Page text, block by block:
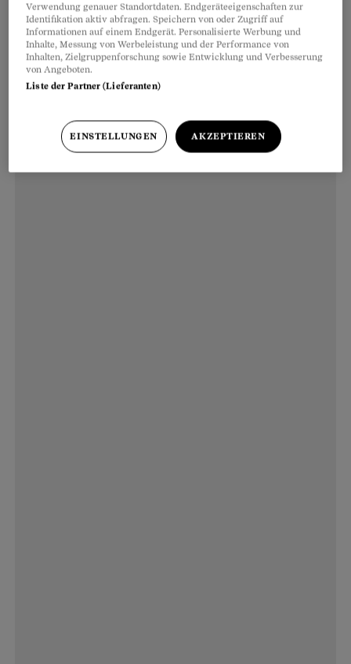
Verwendung genauer Standortdaten. Endgeräteeigenschaften zur
Identifikation aktiv abfragen. Speichern von oder Zugriff auf
Informationen auf einem Endgerät. Personalisierte Werbung und
Inhalte, Messung von Werbeleistung und der Performance von
Inhalten, Zielgruppenforschung sowie Entwicklung und Verbesserung
von Angeboten.
Liste der Partner (Lieferanten)
EINSTELLUNGEN AKZEPTIEREN